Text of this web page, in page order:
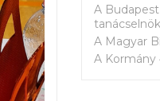
A
A Magyar
A Kormány